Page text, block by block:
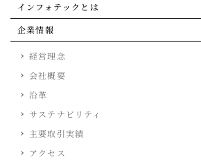
インフォテックとは
企業情報
経営理念
会社概要
沿革
サステナビリティ
主要取引実績
アクセス